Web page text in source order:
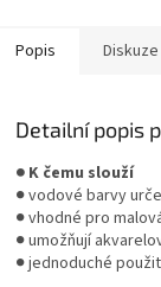
Popis Diskuze
Detailní popis
● K čemu slouží
● vodové barvy
● vhodné pro
● umožňují
● jednoduché